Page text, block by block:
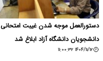
دستورالعمل موجه شدن غیبت امتحانی
دانشجویان دانشگاه آزاد ابلاغ شد
۱۴۰۴/۱۱/۱۲ ۱۱:۰۰:۳۲